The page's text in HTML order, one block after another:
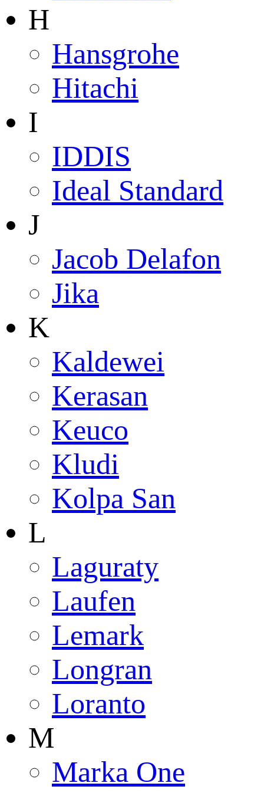
H
Hansgrohe
Hitachi
I
IDDIS
Ideal Standard
J
Jacob Delafon
Jika
K
Kaldewei
Kerasan
Keuco
Kludi
Kolpa San
L
Laguraty
Laufen
Lemark
Longran
Loranto
M
Marka One